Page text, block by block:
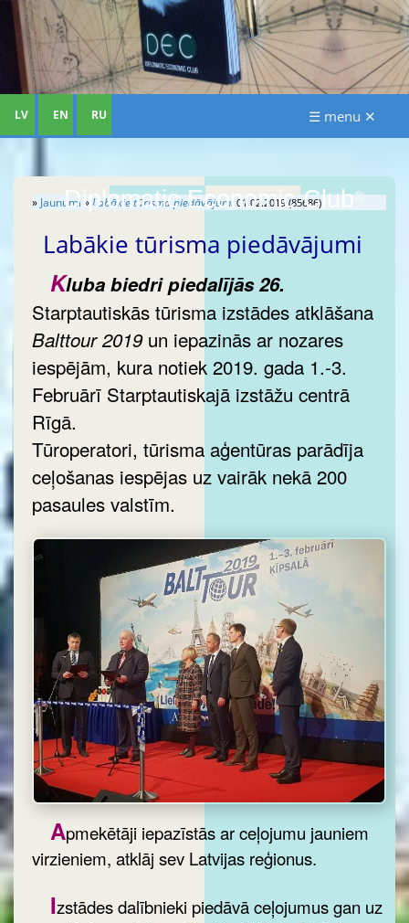
Diplomatic Economic Club®
LV EN RU ☰ menu ✕
» Jaunumi » Labākie tūrisma piedāvājumi 01.02.2019 (85686)
Labākie tūrisma piedāvājumi
Kluba biedri piedalījās 26.
Starptautiskās tūrisma izstādes atklāšana
Balttour 2019un iepazinās ar nozares
iespējām, kura notiek 2019. gada 1.-3.
Februārī Starptautiskajā izstāžu centrā
Rīgā.
Tūroperatori, tūrisma aģentūras parādīja
ceļošanas iespējas uz vairāk nekā 200
pasaules valstīm.
Apmekētāji iepazīstās ar ceļojumu jauniem
virzieniem, atklāj sev Latvijas reģionus.
Izstādes dalībnieki piedāvā ceļojumus gan uz